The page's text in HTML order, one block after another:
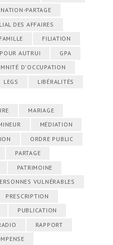
PARTAGE
DES AFFAIRES
FAMILLE
FILIATION
AUTRUI
GPA
D'OCCUPATION
LEGS
LIBÉRALITÉS
MARIAGE
MÉDIATION
ORDRE PUBLIC
PARTAGE
PATRIMOINE
VULNÉRABLES
PRESCRIPTION
PUBLICATION
RAPPORT